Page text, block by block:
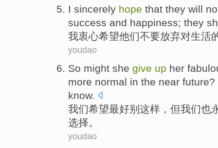
I sincerely hope that they will
success and happiness; they
我衷心希望他们不要放弃对生活
youdao
So might she give up her
more normal in the near future?
know.
我们希望最好别 这样 ， 但我们也
选择。
youdao